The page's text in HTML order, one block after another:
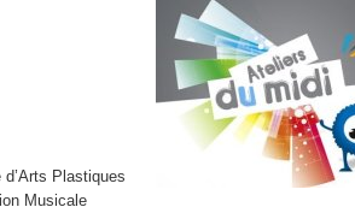
vers le lycée professionnel
Plastiques
Musicale